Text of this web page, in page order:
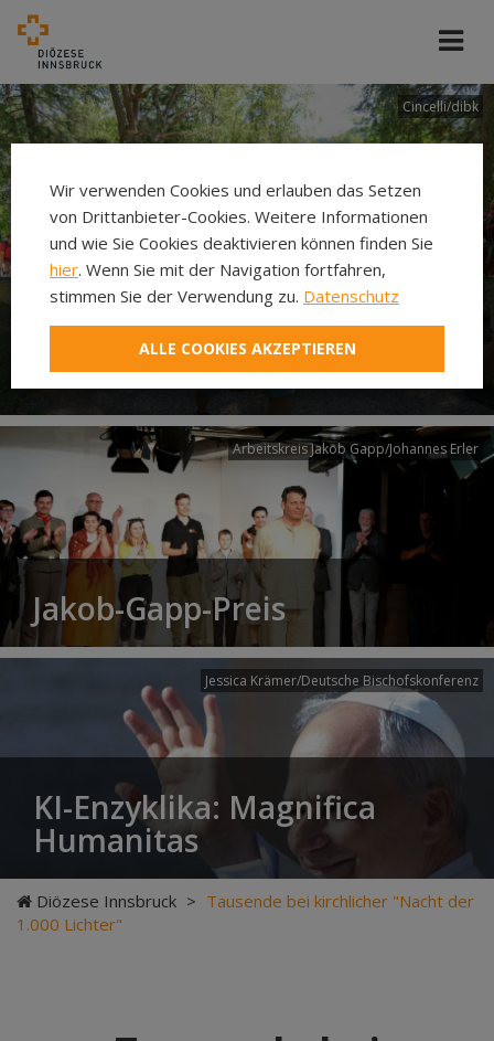
Cincelli/dibk
Neuer Pilgerweg Via
Laudato si’
Arbeitskreis Jakob Gapp/Johannes Erler
Jakob-Gapp-Preis
Jessica Krämer/Deutsche Bischofskonferenz
KI-Enzyklika: Magnifica
Humanitas
Diözese Innsbruck > Tausende bei kirchlicher "Nacht der
1.000 Lichter"
Wir verwenden Cookies und erlauben das Setzen
von Drittanbieter-Cookies. Weitere Informationen
und wie Sie Cookies deaktivieren können finden Sie
hier. Wenn Sie mit der Navigation fortfahren,
stimmen Sie der Verwendung zu. Datenschutz
ALLE COOKIES AKZEPTIEREN